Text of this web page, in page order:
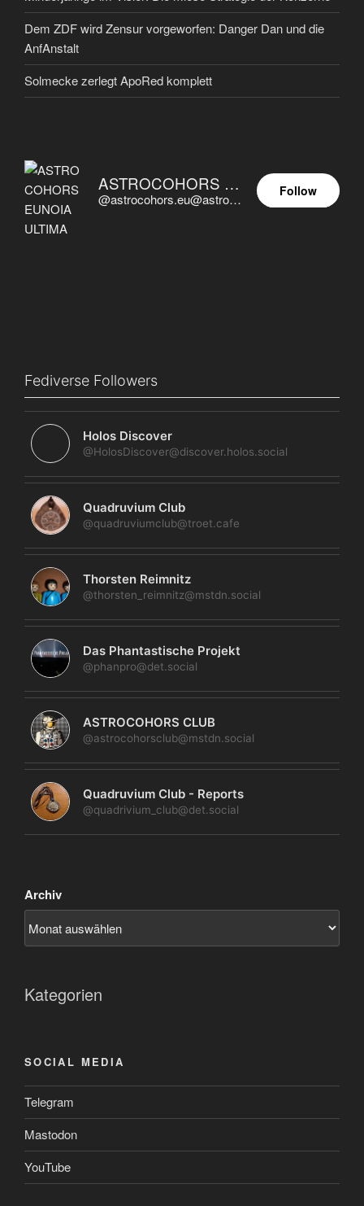
Dem ZDF wird Zensur vorgeworfen: Danger Dan und die
AnfAnstalt
Solmecke zerlegt ApoRed komplett
ASTROCOHORS EUNOIA ULTIMA
@astrocohors.eu@astrocohors.eu
Follow
Fediverse Followers
Holos Discover
@HolosDiscover@discover.holos.social
Quadruvium Club
@quadruviumclub@troet.cafe
Thorsten Reimnitz
@thorsten_reimnitz@mstdn.social
Das Phantastische Projekt
@phanpro@det.social
ASTROCOHORS CLUB
@astrocohorsclub@mstdn.social
Quadruvium Club - Reports
@quadrivium_club@det.social
Archiv
Kategorien
SOCIAL MEDIA
Telegram
Mastodon
YouTube